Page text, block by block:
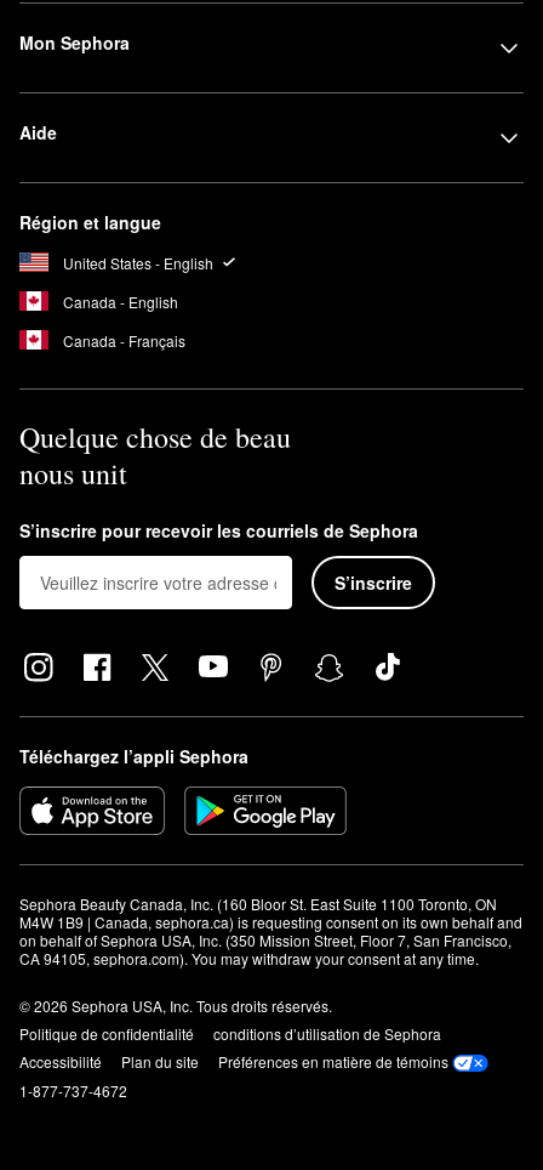
Mon Sephora
Aide
Région et langue
United States - English
Canada - English
Canada - Français
Quelque chose de beau
nous unit
S’inscrire pour recevoir les courriels de Sephora
S’inscrire
Téléchargez l’appli Sephora
Sephora Beauty Canada, Inc. (160 Bloor St. East Suite 1100 Toronto, ON
M4W 1B9 | Canada, sephora.ca) is requesting consent on its own behalf and
on behalf of Sephora USA, Inc. (350 Mission Street, Floor 7, San Francisco,
CA 94105, sephora.com). You may withdraw your consent at any time.
© 2026 Sephora USA, Inc. Tous droits réservés.
Politique de confidentialité
conditions d’utilisation de Sephora
Accessibilité
Plan du site
Préférences en matière de témoins
1-877-737-4672